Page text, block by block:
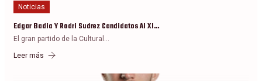
Noticias
Edgar Badia Y Rodri Suárez Candidatos Al XI…
El gran partido de la Cultural…
Leer más